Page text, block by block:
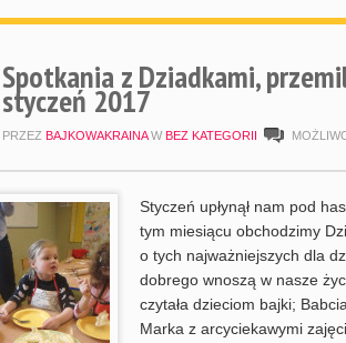
Spotkania z Dziadkami,
styczeń 2017
PRZEZ BAJKOWAKRAINA W BEZ KATEGORII
Styczeń upłynął nam pod
tym miesiącu obchodzimy
o tych najważniejszych dla
dobrego wnoszą w nasze
czytała dzieciom bajki;
Marka z arcyciekawymi